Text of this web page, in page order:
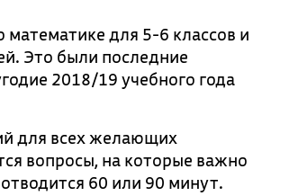
для 5-6 классов и
Это были последние
2018/19 учебного года
для всех желающих
вопросы, на которые важно
60 или 90 минут.